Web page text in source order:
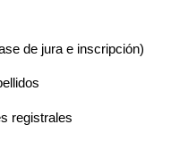
de jura e inscripción)
registrales